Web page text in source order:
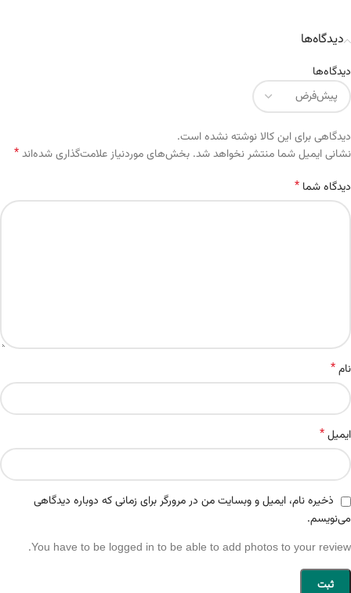
دیدگاه‌ها
دیدگاه‌ها
دیدگاهی برای این کالا نوشته نشده است.
نشانی ایمیل شما منتشر نخواهد شد. بخش‌های موردنیاز علامت‌گذاری شده‌اند*
دیدگاه شما *
نام*
ایمیل*
ذخیره نام، ایمیل و وبسایت من در مرورگر برای زمانی که دوباره دیدگاهی
می‌نویسم.
You have to be logged in to be able to add photos to your review.
Alternative: